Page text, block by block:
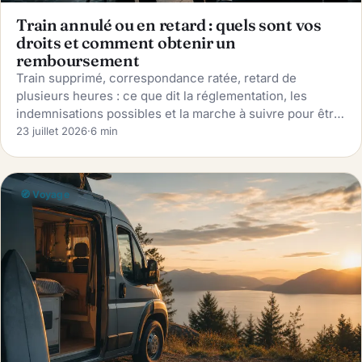
Train annulé ou en retard : quels sont vos
droits et comment obtenir un
remboursement
Train supprimé, correspondance ratée, retard de
plusieurs heures : ce que dit la réglementation, les
indemnisations possibles et la marche à suivre pour être
remboursé.
23 juillet 2026·6 min
🧭 Voyage